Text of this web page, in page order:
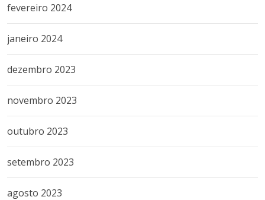
fevereiro 2024
janeiro 2024
dezembro 2023
novembro 2023
outubro 2023
setembro 2023
agosto 2023